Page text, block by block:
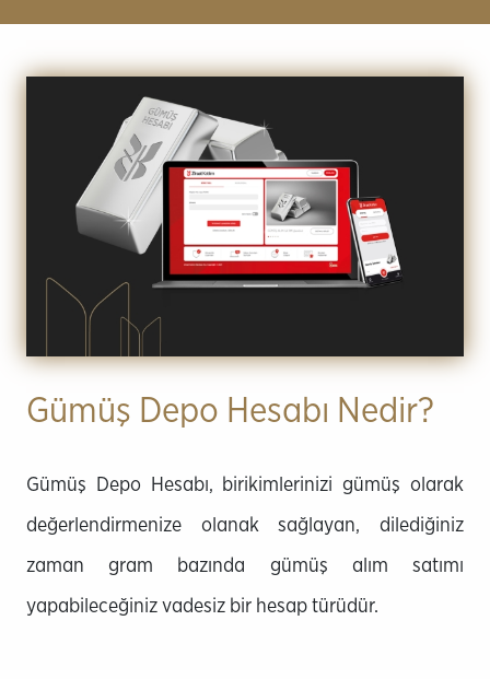
Gümüş Depo Hesabı Nedir?
Gümüş Depo Hesabı, birikimlerinizi gümüş olarak
değerlendirmenize olanak sağlayan, dilediğiniz
zaman gram bazında gümüş alım satımı
yapabileceğiniz vadesiz bir hesap türüdür.